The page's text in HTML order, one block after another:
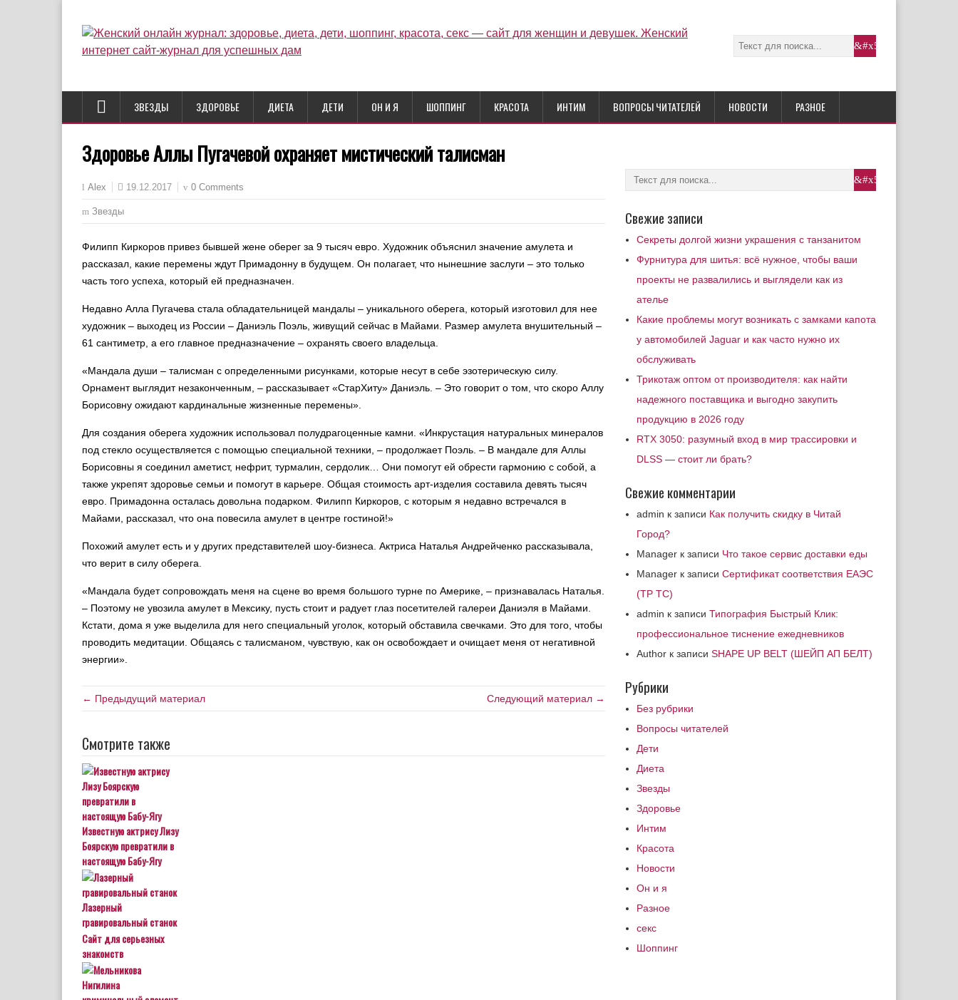
ЗВЕЗДЫ ЗДОРОВЬЕ ДИЕТА ДЕТИ ОН И Я ШОППИНГ КРАСОТА ИНТИМ ВОПРОСЫ ЧИТАТЕЛЕЙ НОВОСТИ РАЗНОЕ
Здоровье Аллы Пугачевой охраняет мистический талисман
Alex 19.12.2017 0 Comments
Звезды
Филипп Киркоров привез бывшей жене оберег за 9 тысяч евро. Художник объяснил значение амулета и
рассказал, какие перемены ждут Примадонну в будущем. Он полагает, что нынешние заслуги – это только
часть того успеха, который ей предназначен.
Недавно Алла Пугачева стала обладательницей мандалы – уникального оберега, который изготовил для нее
художник – выходец из России – Даниэль Поэль, живущий сейчас в Майами. Размер амулета внушительный –
61 сантиметр, а его главное предназначение – охранять своего владельца.
«Мандала души – талисман с определенными рисунками, которые несут в себе эзотерическую силу.
Орнамент выглядит незаконченным, – рассказывает «СтарХиту» Даниэль. – Это говорит о том, что скоро Аллу
Борисовну ожидают кардинальные жизненные перемены».
Для создания оберега художник использовал полудрагоценные камни. «Инкрустация натуральных минералов
под стекло осуществляется с помощью специальной техники, – продолжает Поэль. – В мандале для Аллы
Борисовны я соединил аметист, нефрит, турмалин, сердолик… Они помогут ей обрести гармонию с собой, а
также укрепят здоровье семьи и помогут в карьере. Общая стоимость арт-изделия составила девять тысяч
евро. Примадонна осталась довольна подарком. Филипп Киркоров, с которым я недавно встречался в
Майами, рассказал, что она повесила амулет в центре гостиной!»
Похожий амулет есть и у других представителей шоу-бизнеса. Актриса Наталья Андрейченко рассказывала,
что верит в силу оберега.
«Мандала будет сопровождать меня на сцене во время большого турне по Америке, – признавалась Наталья.
– Поэтому не увозила амулет в Мексику, пусть стоит и радует глаз посетителей галереи Даниэля в Майами.
Кстати, дома я уже выделила для него специальный уголок, который обставила свечками. Это для того, чтобы
проводить медитации. Общаясь с талисманом, чувствую, как он освобождает и очищает меня от негативной
энергии».
← Предыдущий материал Следующий материал →
Смотрите также
Известную актрису Лизу
Боярскую превратили в
настоящую Бабу-Ягу
Лазерный
гравировальный станок
Сайт для серьезных
знакомств
Свежие записи
Секреты долгой жизни украшения с танзанитом
Фурнитура для шитья: всё нужное, чтобы ваши
проекты не развалились и выглядели как из
ателье
Какие проблемы могут возникать с замками капота
у автомобилей Jaguar и как часто нужно их
обслуживать
Трикотаж оптом от производителя: как найти
надежного поставщика и выгодно закупить
продукцию в 2026 году
RTX 3050: разумный вход в мир трассировки и
DLSS — стоит ли брать?
Свежие комментарии
admin к записи Как получить скидку в Читай
Город?
Manager к записи Что такое сервис доставки еды
Manager к записи Сертификат соответствия ЕАЭС
(ТР ТС)
admin к записи Типография Быстрый Клик:
профессиональное тиснение ежедневников
Author к записи SHAPE UP BELT (ШЕЙП АП БЕЛТ)
Рубрики
Без рубрики
Вопросы читателей
Дети
Диета
Звезды
Здоровье
Интим
Красота
Новости
Он и я
Разное
секс
Шоппинг